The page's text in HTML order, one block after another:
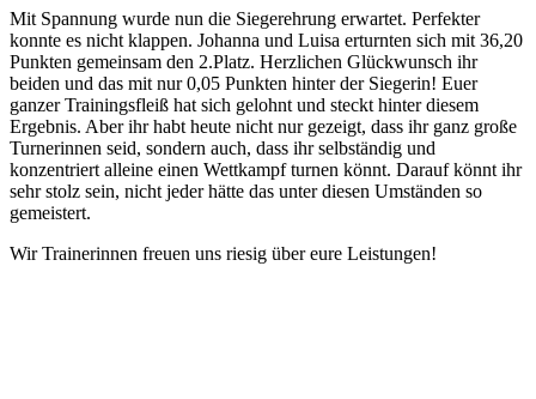
Mit Spannung wurde nun die Siegerehrung erwartet. Perfekter
konnte es nicht klappen. Johanna und Luisa erturnten sich mit 36,20
Punkten gemeinsam den 2.Platz. Herzlichen Glückwunsch ihr
beiden und das mit nur 0,05 Punkten hinter der Siegerin! Euer
ganzer Trainingsfleiß hat sich gelohnt und steckt hinter diesem
Ergebnis. Aber ihr habt heute nicht nur gezeigt, dass ihr ganz große
Turnerinnen seid, sondern auch, dass ihr selbständig und
konzentriert alleine einen Wettkampf turnen könnt. Darauf könnt ihr
sehr stolz sein, nicht jeder hätte das unter diesen Umständen so
gemeistert.
Wir Trainerinnen freuen uns riesig über eure Leistungen!